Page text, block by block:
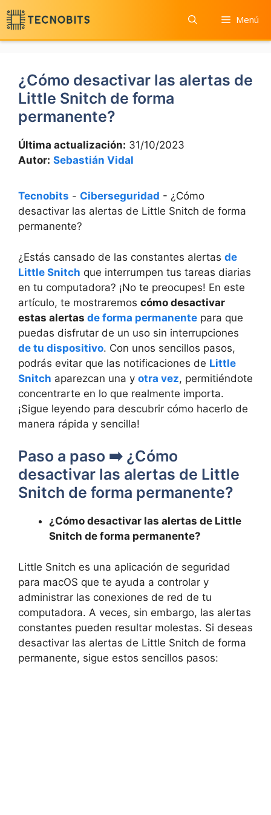
Saltar
al
contenido
Menú
¿Cómo desactivar las alertas de
Little Snitch de forma
permanente?
Última actualización: 31/10/2023
Autor: Sebastián Vidal
Tecnobits - Ciberseguridad - ¿Cómo
desactivar las alertas de Little Snitch de forma
permanente?
¿Estás cansado de las constantes alertas de
Little Snitch que interrumpen tus tareas diarias
en tu computadora? ¡No te preocupes! En este
artículo, te mostraremos cómo desactivar
estas alertas de forma permanente para que
puedas disfrutar de un uso sin interrupciones
de tu dispositivo. Con unos sencillos pasos,
podrás evitar que las notificaciones de Little
Snitch aparezcan una y otra vez, permitiéndote
concentrarte en lo que realmente importa.
¡Sigue leyendo para descubrir cómo hacerlo de
manera rápida y sencilla!
Paso a paso ➡️ ¿Cómo
desactivar las alertas de Little
Snitch de forma permanente?
¿Cómo desactivar las alertas de Little
Snitch de forma permanente?
Little Snitch es una aplicación de seguridad
para macOS que te ayuda a controlar y
administrar las conexiones de red de tu
computadora. A veces, sin embargo, las alertas
constantes pueden resultar molestas. Si deseas
desactivar las alertas de Little Snitch de forma
permanente, sigue estos sencillos pasos: